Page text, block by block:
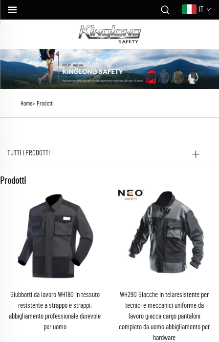
Home> Prodotti
TUTTI I PRODOTTI
Prodotti
Giubbotti da lavoro WH180 in tessuto
resistente a strappo e strappi,
abbigliamento professionale durevole
per uomo
WH290 Giacche in telaresistente per
tecnici e meccanici uniforme da
lavoro giacca cargo pantaloni
completo da uomo abbigliamento per
hardware